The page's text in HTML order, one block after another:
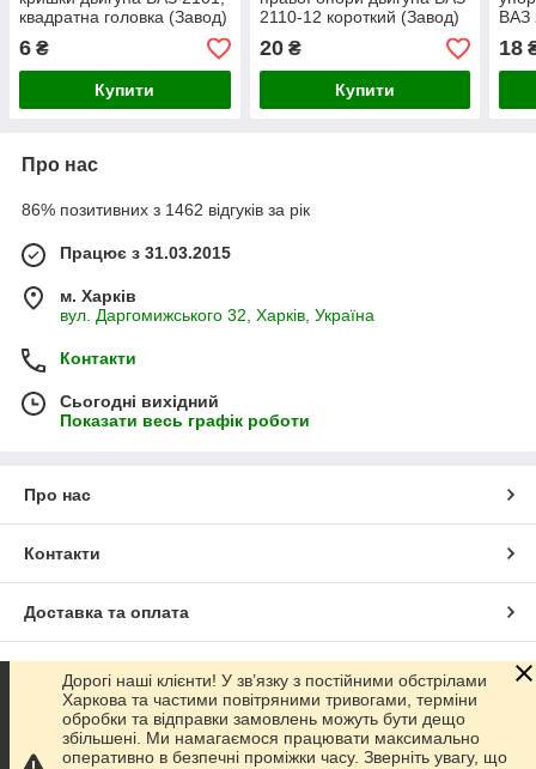
квадратна головка (Завод)
6 ₴
Купити
2110-12 короткий (Завод)
20₴
Купити
ВАЗ
18
Про нас
86% позитивних з 1462 відгуків за рік
Працює з 31.03.2015
м. Харків
вул. Даргомижського 32, Харків, Україна
Контакти
Сьогодні вихідний
Показати весь графік роботи
Про нас
Контакти
Доставка та оплата
Графік роботи
Повна версія сайту
Дорогі наші клієнти! У зв’язку з постійними обстрілами
Харкова та частими повітряними тривогами, терміни
обробки та відправки замовлень можуть бути дещо
збільшені. Ми намагаємося працювати максимально
оперативно в безпечні проміжки часу. Зверніть увагу, що